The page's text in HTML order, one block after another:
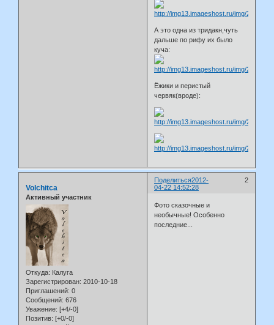
А это одна из тридакн,чуть
дальше по рифу их было
куча:
Ёжики и перистый
червяк(вроде):
Поделиться 2
2012-
04-22 14:52:28
Volchitca
Активный участник
Откуда: Калуга
Зарегистрирован: 2010-10-18
Приглашений: 0
Сообщений: 676
Уважение: [+4/-0]
Позитив: [+0/-0]
Фото сказочные и
необычные! Особенно
последние...